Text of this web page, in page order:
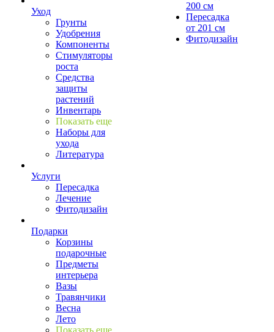
Уход
Грунты
Удобрения
Компоненты
Стимуляторы
роста
Средства
защиты
растений
Инвентарь
Показать еще
Наборы для
ухода
Литература
Услуги
Пересадка
Лечение
Фитодизайн
Подарки
Корзины
подарочные
Предметы
интерьера
Вазы
Травянчики
Весна
Лето
200 см
Пересадка
от 201 см
Фитодизайн